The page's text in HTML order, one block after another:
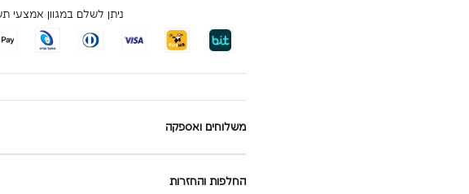
ניתן לשלם במגוון אמצעי
משלוחים ואספקה
החלפות והחזרות